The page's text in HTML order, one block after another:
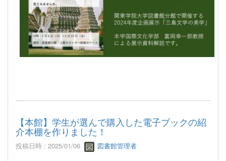
【本館】学生が選んで購入した電子ブックの紹
介本棚を作りました！
投稿日時 : 2025/01/06 図書館管理者